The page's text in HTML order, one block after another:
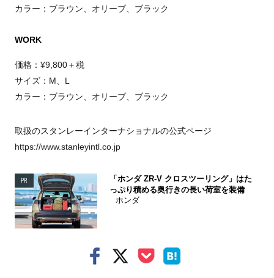
カラー：ブラウン、オリーブ、ブラック
WORK
価格： ¥9,800＋税
サイズ： M
L
カラー：ブラウン、オリーブ、ブラック
取扱のスタンレーインターナショナルの公式ページ
https://www.stanleyintl.co.jp
PR
「ホンダ ZR-V クロスツーリング」はた
っぷり積める奥行きの長い荷室を装備
ホンダ